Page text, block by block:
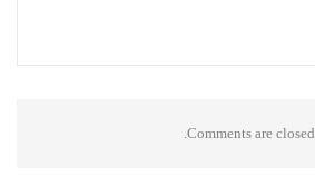
Comments are closed.